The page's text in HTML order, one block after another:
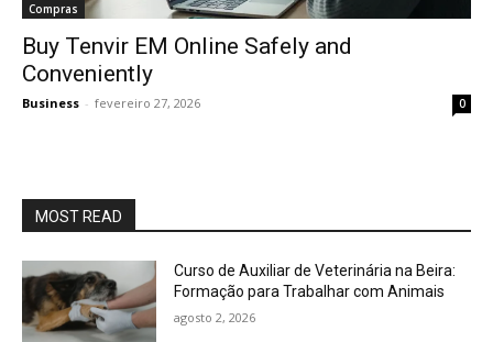
Compras
Buy Tenvir EM Online Safely and
Conveniently
Business - fevereiro 27, 2026 0
MOST READ
Curso de Auxiliar de Veterinária na Beira:
Formação para Trabalhar com Animais
agosto 2, 2026